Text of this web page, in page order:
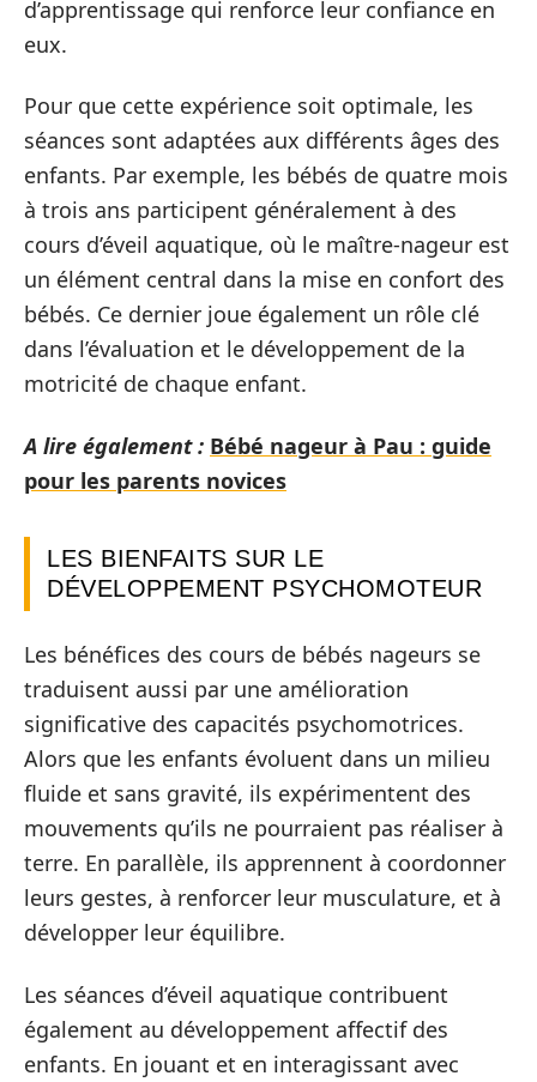
d’apprentissage qui renforce leur confiance en
eux.
Pour que cette expérience soit optimale, les
séances sont adaptées aux différents âges des
enfants. Par exemple, les bébés de quatre mois
à trois ans participent généralement à des
cours d’éveil aquatique, où le maître-nageur est
un élément central dans la mise en confort des
bébés. Ce dernier joue également un rôle clé
dans l’évaluation et le développement de la
motricité de chaque enfant.
A lire également : Bébé nageur à Pau : guide
pour les parents novices
LES BIENFAITS SUR LE
DÉVELOPPEMENT PSYCHOMOTEUR
Les bénéfices des cours de bébés nageurs se
traduisent aussi par une amélioration
significative des capacités psychomotrices.
Alors que les enfants évoluent dans un milieu
fluide et sans gravité, ils expérimentent des
mouvements qu’ils ne pourraient pas réaliser à
terre. En parallèle, ils apprennent à coordonner
leurs gestes, à renforcer leur musculature, et à
développer leur équilibre.
Les séances d’éveil aquatique contribuent
également au développement affectif des
enfants. En jouant et en interagissant avec